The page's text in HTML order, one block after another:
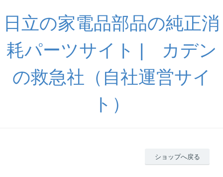
日立の家電品部品の純正消
耗パーツサイト | カデン
の救急社（自社運営サイ
ト）
ショップへ戻る